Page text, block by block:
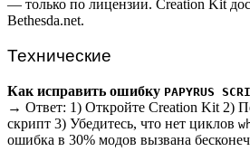
— только по лицензии. Creation Kit
Bethesda.net.
Технические
Как исправить ошибку PAPYRUS
→ Ответ: 1) Откройте Creation Kit 2)
скрипт 3) Убедитесь, что нет циклов
ошибка в 30% модов вызвана